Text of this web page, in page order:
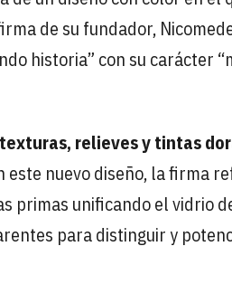
de su fundador,
historia” con su carácter
relieves y tintas
este nuevo diseño, la firma
primas unificando el vidrio
para distinguir y